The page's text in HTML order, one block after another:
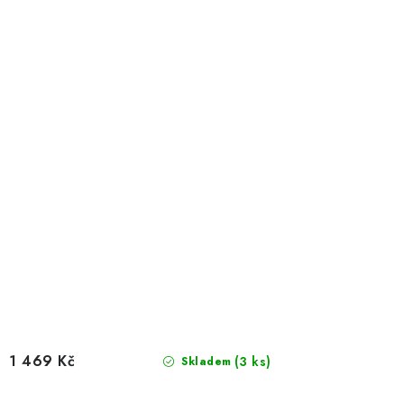
Skladem (3 ks)
1 469 Kč